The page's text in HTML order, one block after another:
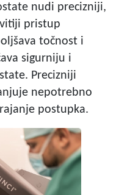
nudi precizniji,
pristup
točnost i
sigurniju i
Precizniji
nepotrebno
postupka.